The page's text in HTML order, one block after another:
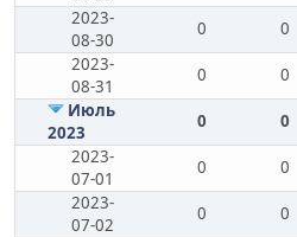
2023-
08-30
0 0
2023-
08-31
0 0
Июль
2023
0 0
2023-
07-01
0 0
2023-
07-02
0 0